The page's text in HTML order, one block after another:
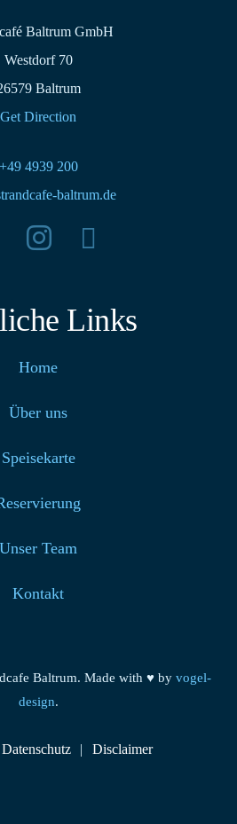
Baltrum GmbH
Westdorf 70
Baltrum
Get Direction
+49 4939 200
baltrum.de
Links
Home
Über uns
Speisekarte
Unser Team
Kontakt
Baltrum. Made with ♥ by vogel-
design.
Datenschutz Disclaimer